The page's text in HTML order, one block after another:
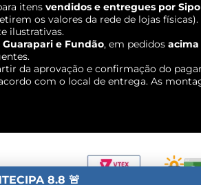
itens vendidos e entregues por
os valores da rede de lojas
ilustrativas.
Guarapari e Fundão, em pedidos acima
da aprovação e confirmação do
com o local de entrega. As
8.8 🚨